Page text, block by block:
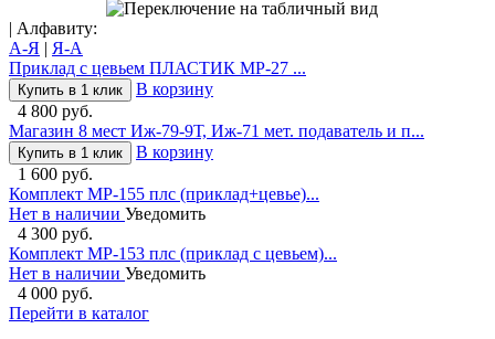
| Алфавиту:
А-Я
Я-А
Приклад с цевьем ПЛАСТИК МР-27 ...
Купить в 1 клик
В корзину
4 800 руб.
Магазин 8 мест Иж-79-9Т, Иж-71 мет. подаватель и п...
Купить в 1 клик
В корзину
1 600 руб.
Комплект МР-155 плс (приклад+цевье)...
Нет в наличии Уведомить
4 300 руб.
Комплект МР-153 плс (приклад с цевьем)...
Нет в наличии Уведомить
4 000 руб.
Перейти в каталог